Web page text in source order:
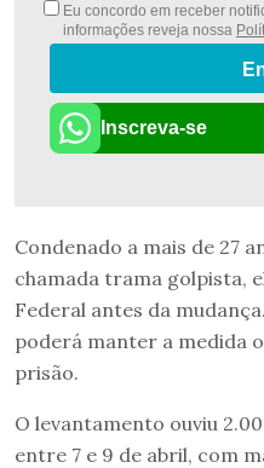
Eu concordo em receber
informações reveja nossa
Inscreva-se
Condenado a mais de 27
chamada trama golpista,
Federal antes da
poderá manter a medida
prisão.
O levantamento ouviu
entre 7 e 9 de abril, com